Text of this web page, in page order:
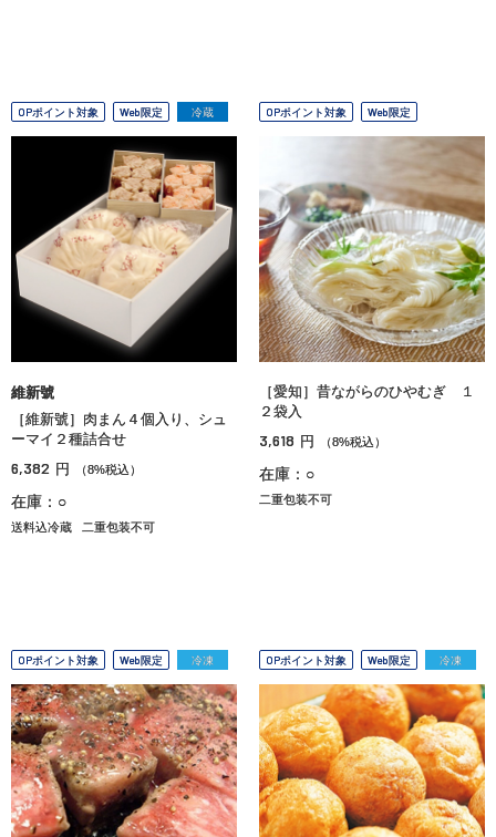
OPポイント対象 Web限定 冷蔵
維新號
［維新號］肉まん４個入り、シュ
ーマイ２種詰合せ
6,382 円 （8%税込）
在庫：○
送料込冷蔵 二重包装不可
OPポイント対象 Web限定
［愛知］昔ながらのひやむぎ １
２袋入
3,618 円 （8%税込）
在庫：○
二重包装不可
OPポイント対象 Web限定 冷凍 OPポイント対象 Web限定 冷凍